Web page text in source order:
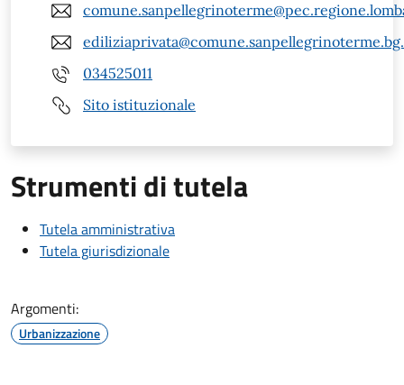
034525011
Sito istituzionale
Strumenti di tutela
Tutela amministrativa
Tutela giurisdizionale
Argomenti:
Urbanizzazione